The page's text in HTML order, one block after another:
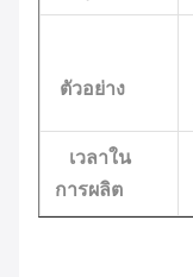
ตัวอย่าง
เวลาใน
การผลิต